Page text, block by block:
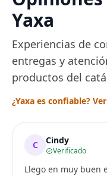
Yaxa
Experiencias de
entregas y
productos del
¿Yaxa es confiable?
C Cindy
Verificado
Llego en muy buen